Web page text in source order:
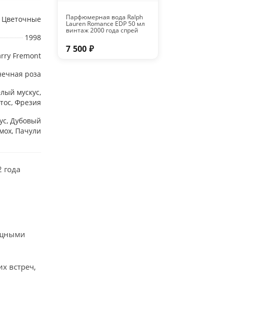
Цветочные
1998
Fremont
роза
мускус,
Фрезия
Дубовый
мох, Пачули
года
встреч,
Парфюмерная вода Ralph
Lauren Romance EDP 50 мл
винтаж 2000 года спрей
7 500 ₽